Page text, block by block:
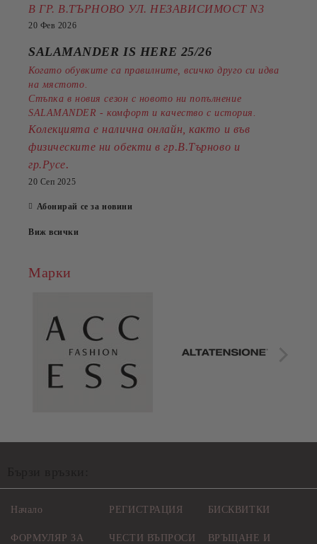
В ГР. В.ТЪРНОВО УЛ. НЕЗАВИСИМОСТ N3
20 Фев 2026
SALAMANDER IS HERE 25/26
Когато обувките са правилните, всичко друго си идва
на мястото.
Стъпка в новия сезон с новото ни попълнение
SALAMANDER - комфорт и качество с история.
Колекцията е налична онлайн, както и във
физическите ни обекти в гр.В.Търново и
гр.Русе.
20 Сеп 2025
Абонирай се за новини
Виж всички
Марки
Начало
ФОРМУЛЯР ЗА
РЕГИСТРАЦИЯ
ЧЕСТИ ВЪПРОСИ
БИСКВИТКИ
ВРЪЩАНЕ И